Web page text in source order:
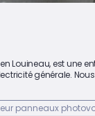
Louineau, est une
générale.
panneaux